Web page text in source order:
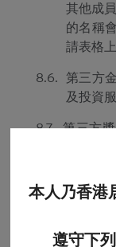
本人乃香港
遵守下
其他成
的名稱
請表格
8.6.
第三方
及投資
8.7. 第三方
資料當事人
當地慣例以